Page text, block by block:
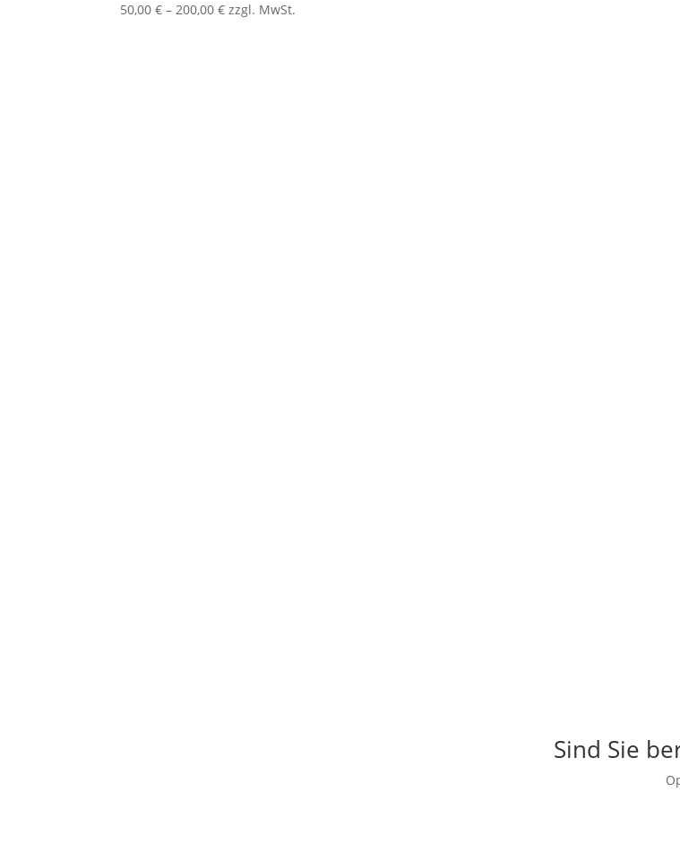
50,00€ –200,00€ zzgl. MwSt.
Sind Sie